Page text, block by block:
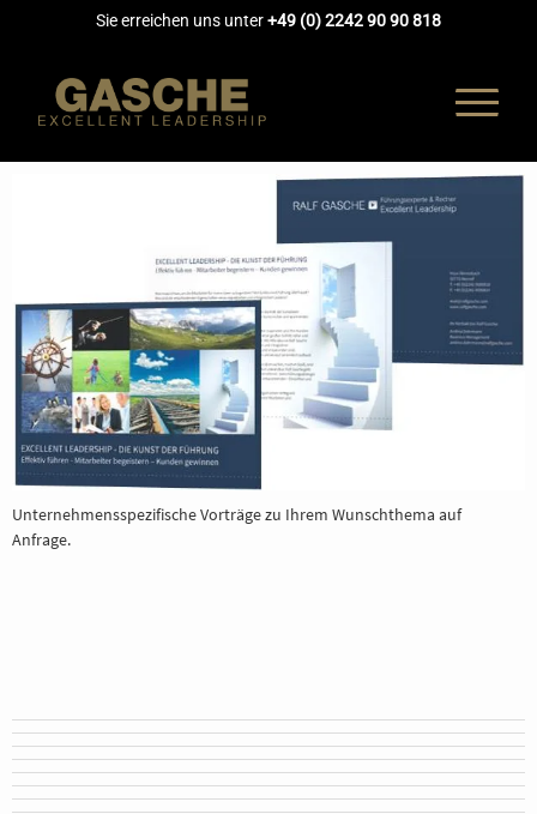
Sie erreichen uns unter+49 (0) 2242 90 90 818
Unternehmensspezifische Vorträge zu Ihrem Wunschthema auf
Anfrage.
COACHING